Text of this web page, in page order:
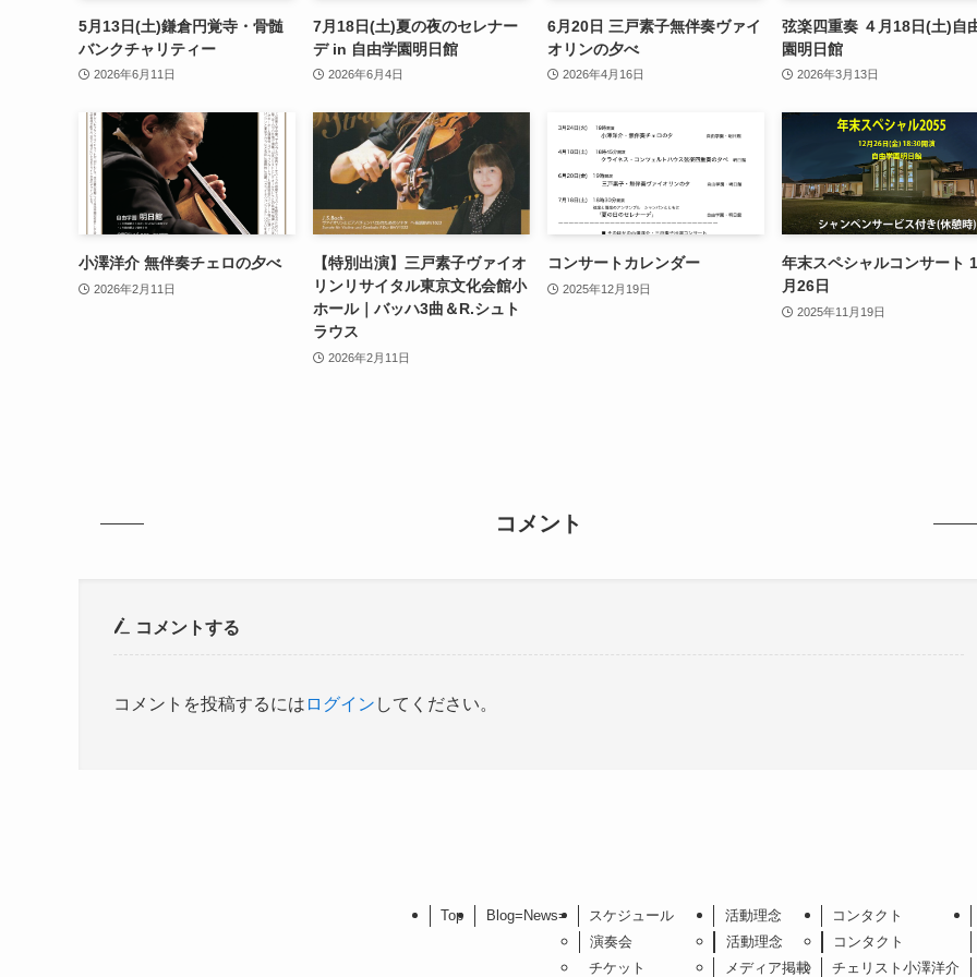
5月13日(土)鎌倉円覚寺・骨髄
バンクチャリティー
2026年6月11日
7月18日(土)夏の夜のセレナー
デ in 自由学園明日館
2026年6月4日
6月20日 三戸素子無伴奏ヴァイ
オリンの夕べ
2026年4月16日
弦楽四重奏 ４月18日(土)自
園明日館
2026年3月13日
小澤洋介 無伴奏チェロの夕べ
2026年2月11日
【特別出演】三戸素子ヴァイオ
リンリサイタル東京文化会館小
ホール｜バッハ3曲＆R.シュト
ラウス
2026年2月11日
コンサートカレンダー
2025年12月19日
年末スペシャルコンサート
月26日
2025年11月19日
コメント
コメントする
コメントを投稿するには ログイン してください。
Top Blog=News=
スケジュール
演奏会
チケット
活動理念
活動理念
メディア掲載
コンタクト
コンタクト
チェリスト小澤洋介